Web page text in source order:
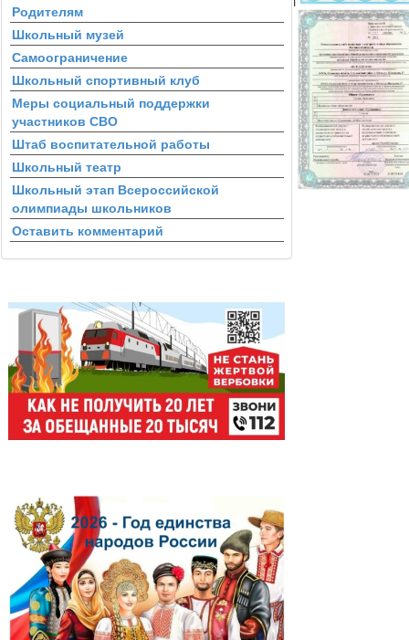
Родителям
Школьный музей
Самоограничение
Школьный спортивный клуб
Меры социальный поддержки
участников СВО
Штаб воспитательной работы
Школьный театр
Школьный этап Всероссийской
олимпиады школьников
Оставить комментарий